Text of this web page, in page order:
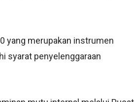
yang merupakan instrumen
syarat penyelenggaraan